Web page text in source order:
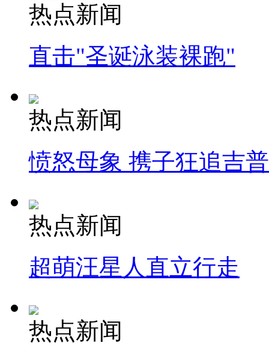
热点新闻
直击"圣诞泳装裸跑"
热点新闻
愤怒母象 携子狂追吉
热点新闻
超萌汪星人直立行走
热点新闻